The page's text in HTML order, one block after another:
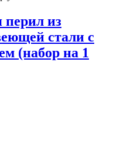
из
стали с
(набор на 1